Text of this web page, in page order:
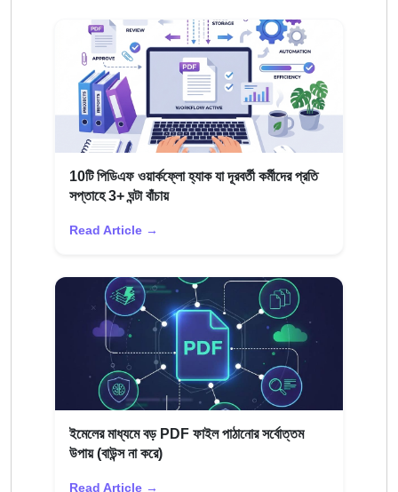
10টি পিডিএফ ওয়ার্কফ্লো হ্যাক যা দূরবর্তী কর্মীদের প্রতি
সপ্তাহে 3+ ঘন্টা বাঁচায়
Read Article →
ইমেলের মাধ্যমে বড় PDF ফাইল পাঠানোর সর্বোত্তম
উপায় (বাউন্স না করে)
Read Article →